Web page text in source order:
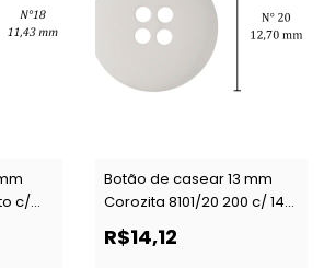
c/
Botão de casear 13 mm
Corozita 8101/20 200 c/ 144
R$14,12